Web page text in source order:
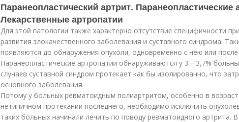
Паранеопластический артрит. Паранеопластические
Лекарственные артропатии
Для этой патологии также характерно отсутствие специфичности
развития злокачественного заболевания и суставного синдрома.
появляются до обнаружения опухоли, одновременно с нею или
Паранеопластические артропатии обнаруживаются у 3—3,7%
случаев суставной синдром протекает как бы изолированно, что
основного заболевания.
Потому у больных ревматоидным полиартритом, особенно в
нетипичном протекании последнего, необходимо исключить
таких больных начинали лечить по поводу ревматоидного артрита.